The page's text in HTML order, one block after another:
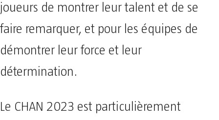
joueurs de montrer leur talent et de se
faire remarquer, et pour les équipes de
démontrer leur force et leur
détermination.
Le CHAN 2023 est particulièrement